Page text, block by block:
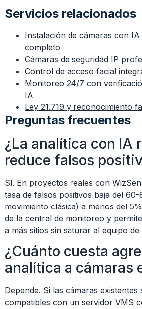
Servicios relacionados
Instalación de cámaras con
completo
Cámaras de seguridad IP
Control de acceso facial
Monitoreo 24/7 con
IA
Ley 21.719 y reconocimiento
Preguntas frecuentes
¿La analítica con IA
reduce falsos
Sí. En proyectos reales con
tasa de falsos positivos baja del
movimiento clásica) a menos del
de la central de monitoreo y
a más sitios sin saturar al equipo de
¿Cuánto cuesta
analítica a cámaras
Depende. Si las cámaras existentes
compatibles con un servidor VMS